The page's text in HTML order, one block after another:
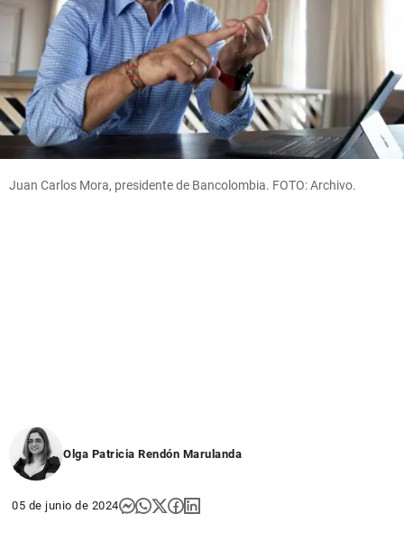
Juan Carlos Mora, presidente de Bancolombia. FOTO: Archivo.
Olga Patricia Rendón Marulanda
05 de junio de 2024